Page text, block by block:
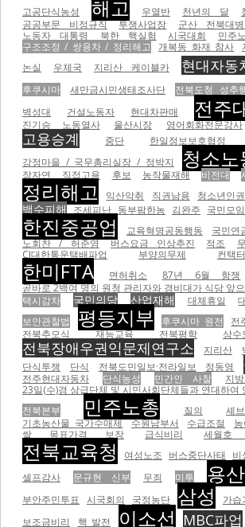
고공단식농성
해고 우열반 천년의 달
공공부문 비정규직 투쟁사업장 군산 전북대병
노동자 대통령
북한 핵실험 시국대회 민주
구조조정 / 쌍용차 / 정리해고
개복동 화재 참사
논실
우체국 지리산 케이블카 현대자동
후쿠시마 새만금시민생태조사단 전북도청 성추
벽성대 건설노동자 현대차판매 전주
진기승 노동열사
울산시장 영어회화전문강사
고용승계 중단 한일정보보호협정
강정마을 / 국무총리실장 / 정박지
청소
장자연
직접고용 후보 농작물재해 비전대
정리해고 익산악취 직권남용 청소년인권
백수피해 조세피난 동부팜한농 김완주 국민모임
한진중공업 교육혁명공동행동 국민연
노회찬 / 허준영
버스요금 인상추진 적조
CJ대한통운택배파업
부양의무제 컨택
한미FTA 면허취소 87년 6월 항쟁
곧바로 2백여 명의 원청 관리자와 경비대가 식당 앞
택시감차
국민의당 산업재해 대체휴일
보안관찰법
평등지부 후쿠시마 원전 전
전북추모식
재능교육 전북평학 상
전북장애우권익문제연구소 지리산
단식투쟁
단식 전북도민일보·전라일보 정동영
전주현대자동차
단식농성 민간인 사찰 지
23일(수)경 상급단체 및 시민사회단체들과 연대하
전북본부
민주노총 질의 셰
기초농산물 국가수매제
수원남부서 수급조절
쌀 목표가격 보장
급식비리 세월호
전북교육청 여성노조 버스중단사태 비
셀프감사
문규현 신부 무죄 미투 용
부안주민투표 시국회의 국정농단 삼성 가습
보조금비리
핵 발전 이소선 MBC파업